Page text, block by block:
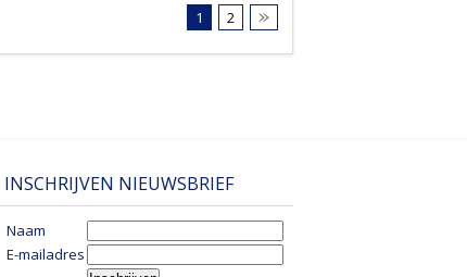
1 2
INSCHRIJVEN NIEUWSBRIEF
Naam
E-mailadres